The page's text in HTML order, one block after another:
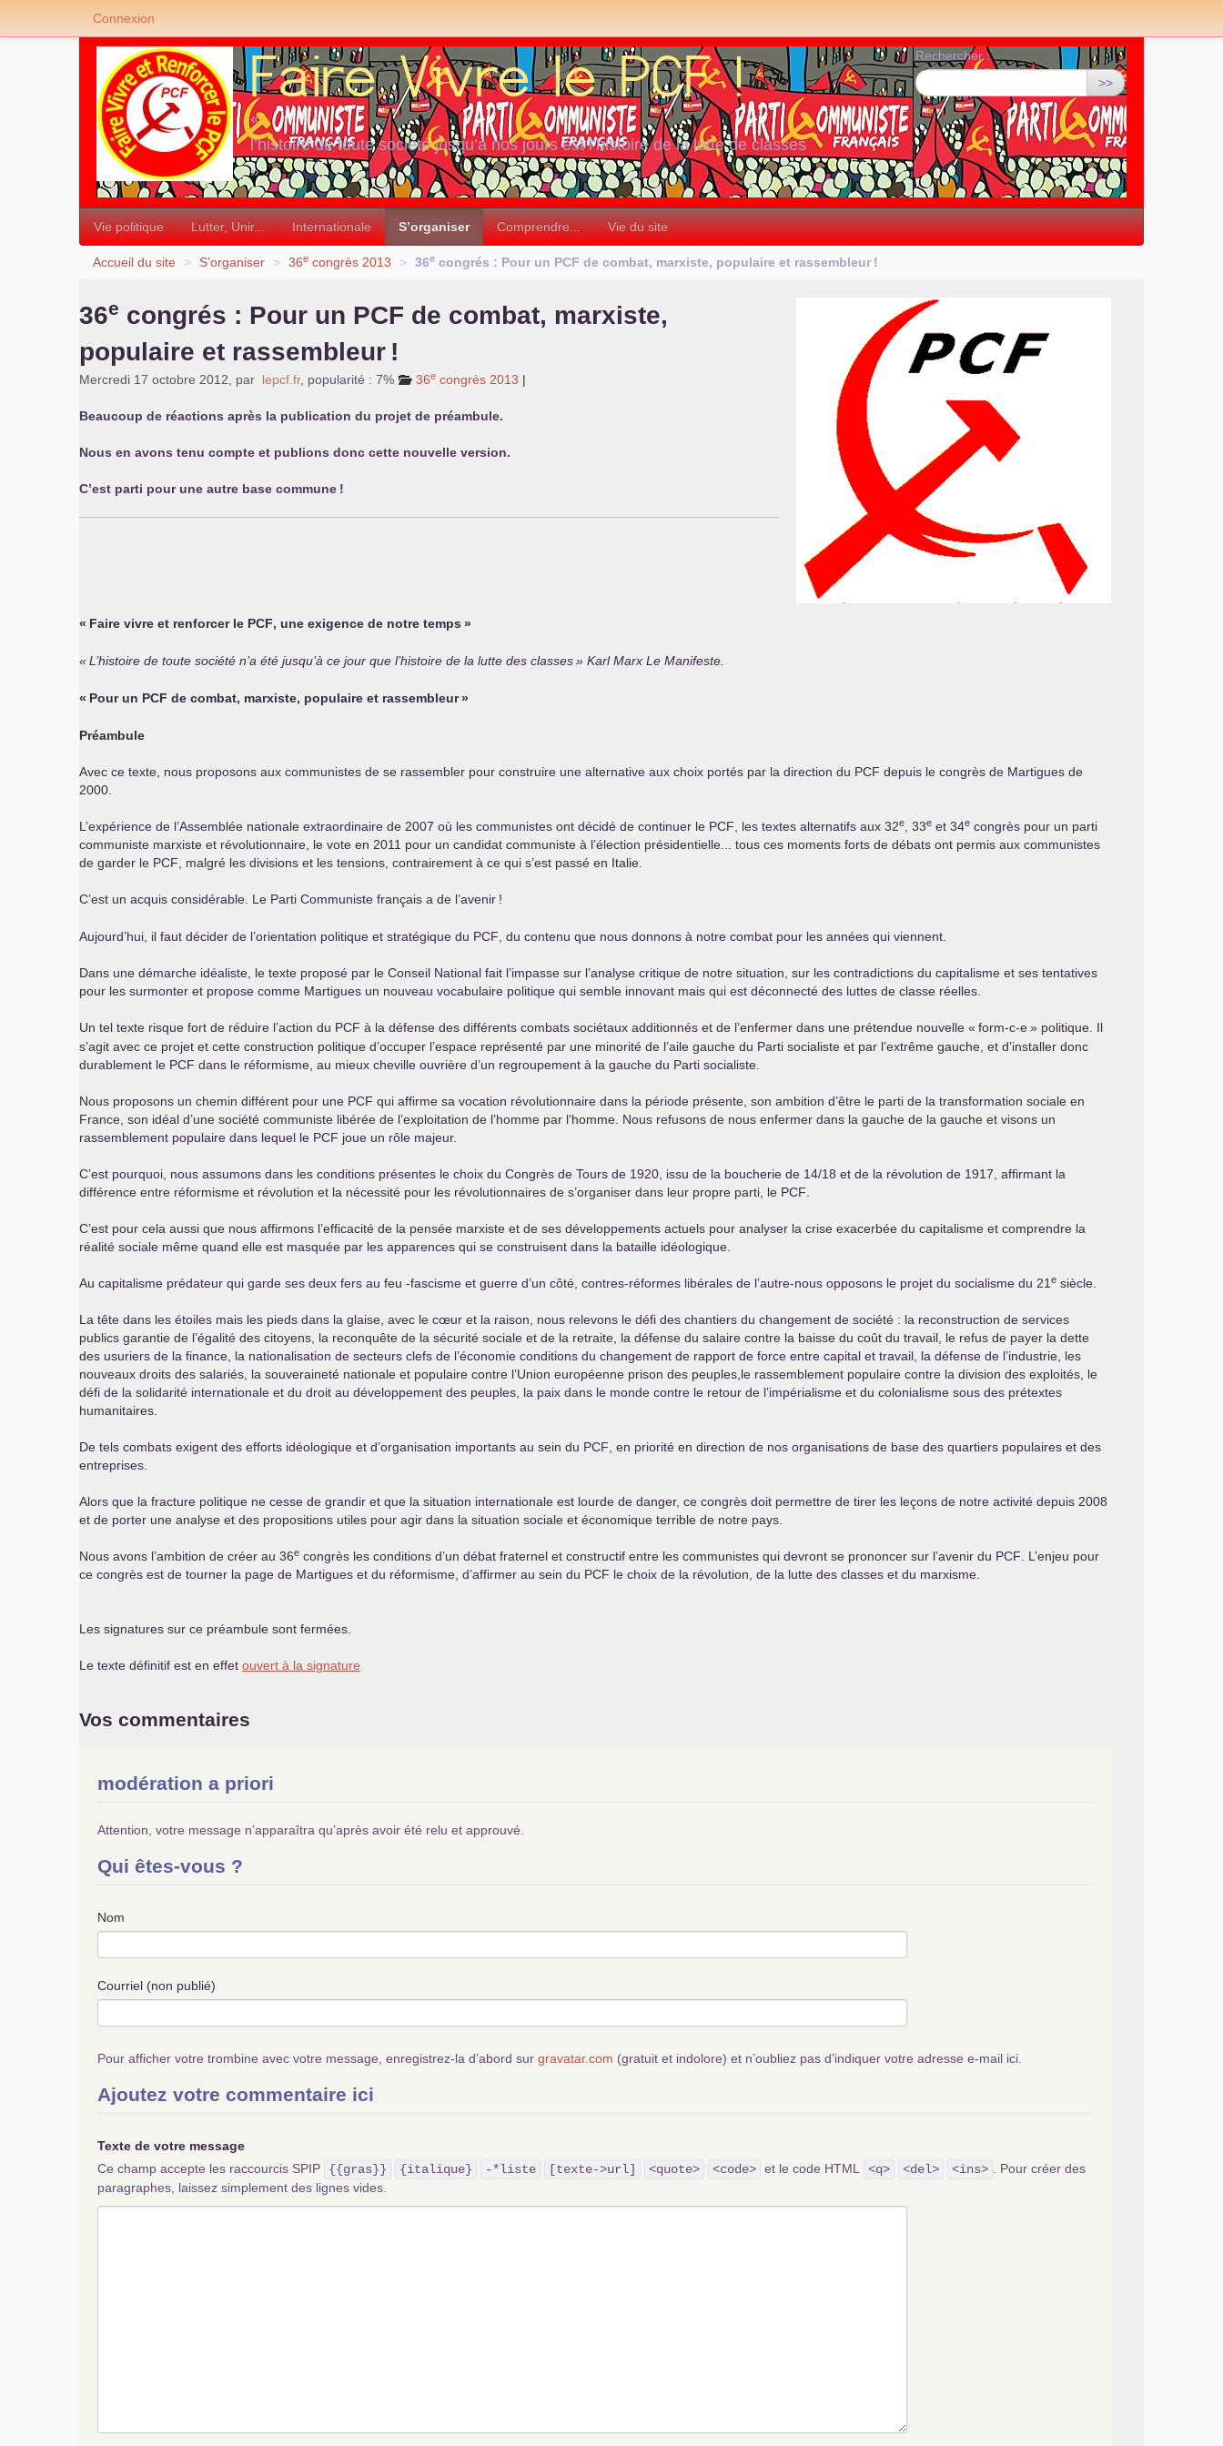
«
l’histoire de toute société jusqu’à nos jours est l’histoire de la lutte de classes
»
Rechercher :
>>
Vie politique Lutter, Unir... Internationale S’organiser Comprendre... Vie du site
Accueil du site > S’organiser > 36e congrès 2013 > 36e congrés : Pour un PCF de combat, marxiste, populaire et rassembleur !
36e congrés : Pour un PCF de combat, marxiste,
populaire et rassembleur !
Mercredi 17 octobre 2012 par lepcf.fr, popularité : 7% 36e congrès 2013 |
Beaucoup de réactions après la publication du projet de préambule.
Nous en avons tenu compte et publions donc cette nouvelle version.
C’est parti pour une autre base commune !
« Faire vivre et renforcer le PCF, une exigence de notre temps »
«L’histoire de toute société n’a été jusqu’à ce jour que l’histoire de la lutte des classes» Karl Marx Le Manifeste.
« Pour un PCF de combat, marxiste, populaire et rassembleur»
Préambule
Avec ce texte, nous proposons aux communistes de se rassembler pour construire une alternative aux choix portés par la direction du PCF depuis le congrès de Martigues de
2000.
L’expérience de l’Assemblée nationale extraordinaire de 2007 où les communistes ont décidé de continuer le PCF , les textes alternatifs aux 32e , 33e et 34e congrès pour un parti
communiste marxiste et révolutionnaire, le vote en 2011 pour un candidat communiste à l’élection présidentielle... tous ces moments forts de débats ont permis aux communistes
de garder le PCF , malgré les divisions et les tensions, contrairement à ce qui s’est passé en Italie.
C’est un acquis considérable. Le Parti Communiste français a de l’avenir !
Aujourd’hui, il faut décider de l’orientation politique et stratégique du PCF , du contenu que nous donnons à notre combat pour les années qui viennent.
Dans une démarche idéaliste, le texte proposé par le Conseil National fait l’impasse sur l’analyse critique de notre situation, sur les contradictions du capitalisme et ses tentatives
pour les surmonter et propose comme Martigues un nouveau vocabulaire politique qui semble innovant mais qui est déconnecté des luttes de classe réelles.
Un tel texte risque fort de réduire l’action du PCF à la défense des différents combats sociétaux additionnés et de l’enfermer dans une prétendue nouvelle « form-c-e» politique. Il
s’agit avec ce projet et cette construction politique d’occuper l’espace représenté par une minorité de l’aile gauche du Parti socialiste et par l’extrême gauche, et d’installer donc
durablement le PCF dans le réformisme, au mieux cheville ouvrière d’un regroupement à la gauche du Parti socialiste.
Nous proposons un chemin différent pour une PCF qui affirme sa vocation révolutionnaire dans la période présente, son ambition d’être le parti de la transformation sociale en
France, son idéal d’une société communiste libérée de l’exploitation de l’homme par l’homme. Nous refusons de nous enfermer dans la gauche de la gauche et visons un
rassemblement populaire dans lequel le PCF joue un rôle majeur.
C’est pourquoi, nous assumons dans les conditions présentes le choix du Congrès de Tours de 1920, issu de la boucherie de 14/18 et de la révolution de 1917, affirmant la
différence entre réformisme et révolution et la nécessité pour les révolutionnaires de s’organiser dans leur propre parti, le PCF
C’est pour cela aussi que nous affirmons l’efficacité de la pensée marxiste et de ses développements actuels pour analyser la crise exacerbée du capitalisme et comprendre la
réalité sociale même quand elle est masquée par les apparences qui se construisent dans la bataille idéologique.
Au capitalisme prédateur qui garde ses deux fers au feu -fascisme et guerre d’un côté, contres-réformes libérales de l’autre-nous opposons le projet du socialisme du 21 e siècle.
La tête dans les étoiles mais les pieds dans la glaise, avec le cœur et la raison, nous relevons le défi des chantiers du changement de société : la reconstruction de services
publics garantie de l’égalité des citoyens, la reconquête de la sécurité sociale et de la retraite, la défense du salaire contre la baisse du coût du travail, le refus de payer la dette
des usuriers de la finance, la nationalisation de secteurs clefs de l’économie conditions du changement de rapport de force entre capital et travail, la défense de l’industrie, les
nouveaux droits des salariés, la souveraineté nationale et populaire contre l’Union européenne prison des peuples,le rassemblement populaire contre la division des exploités, le
défi de la solidarité internationale et du droit au développement des peuples, la paix dans le monde contre le retour de l’impérialisme et du colonialisme sous des prétextes
humanitaires.
De tels combats exigent des efforts idéologique et d’organisation importants au sein du PCF , en priorité en direction de nos organisations de base des quartiers populaires et des
entreprises.
Alors que la fracture politique ne cesse de grandir et que la situation internationale est lourde de danger, ce congrès doit permettre de tirer les leçons de notre activité depuis 2008
et de porter une analyse et des propositions utiles pour agir dans la situation sociale et économique terrible de notre pays.
Nous avons l’ambition de créer au 36e congrès les conditions d’un débat fraternel et constructif entre les communistes qui devront se prononcer sur l’avenir du PCF . L’enjeu pour
ce congrès est de tourner la page de Martigues et du réformisme, d’affirmer au sein du PCF le choix de la révolution, de la lutte des classes et du marxisme.
Les signatures sur ce préambule sont fermées.
Le texte définitif est en effet ouvert à la signature
Vos commentaires
modération a priori
Attention, votre message n’apparaîtra qu’après avoir été relu et approuvé.
Qui êtes-vous ?
Nom
Courriel (non publié)
Pour afficher votre trombine avec votre message, enregistrez-la d’abord sur gravatar.com (gratuit et indolore) et n’oubliez pas d’indiquer votre adresse e-mail ici.
Ajoutez votre commentaire ici
Texte de votre message
Ce champ accepte les raccourcis SPIP
{{gras}} {italique} -*liste [texte->url] <quote> <code> et le code HTML <q> <del> <ins>
. Pour créer des
paragraphes, laissez simplement des lignes vides.
Connexion